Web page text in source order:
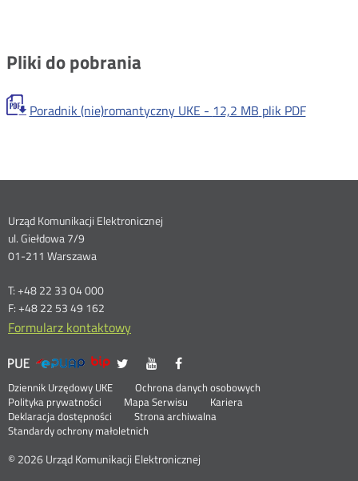
Pliki do pobrania
Poradnik (nie)romantyczny UKE - 12,2 MB plik PDF
Dane
kontaktowe
Urząd Komunikacji Elektronicznej
ul. Giełdowa 7/9
01-211 Warszawa
T: +48 22 33 04 000
F: +48 22 53 49 162
Formularz kontaktowy
UKE
Serwisy
>Social
Media
UKE
portalu
Twitter
Otwórz
nowym
oknie
UKE
portalu
Youtube
Otwórz
nowym
oknie
portalu
Facebook
nowym
oknie
Menu
stopka
Dziennik Urzędowy UKE Otwórz
nowym
oknie
Ochrona danych osobowych
Polityka prywatności
Mapa Serwisu Kariera
Deklaracja dostępności Strona archiwalna
Standardy ochrony małoletnich
© 2026 Urząd Komunikacji Elektronicznej